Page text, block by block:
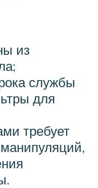
из
службы
для
требует